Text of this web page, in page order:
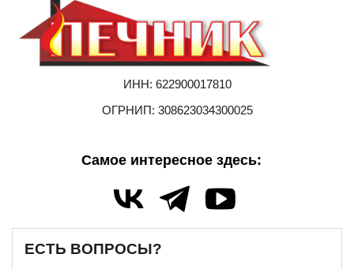
ИНН: 622900017810
ОГРНИП: 308623034300025
Самое интересное здесь:
ЕСТЬ ВОПРОСЫ?